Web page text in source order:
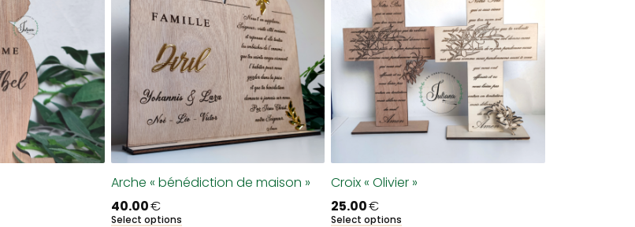
Arche « bénédiction de maison »
40.00€
Select options
Croix « Olivier »
25.00€
Select options